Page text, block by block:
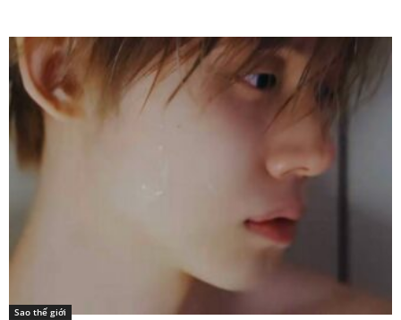
Sao thế giới